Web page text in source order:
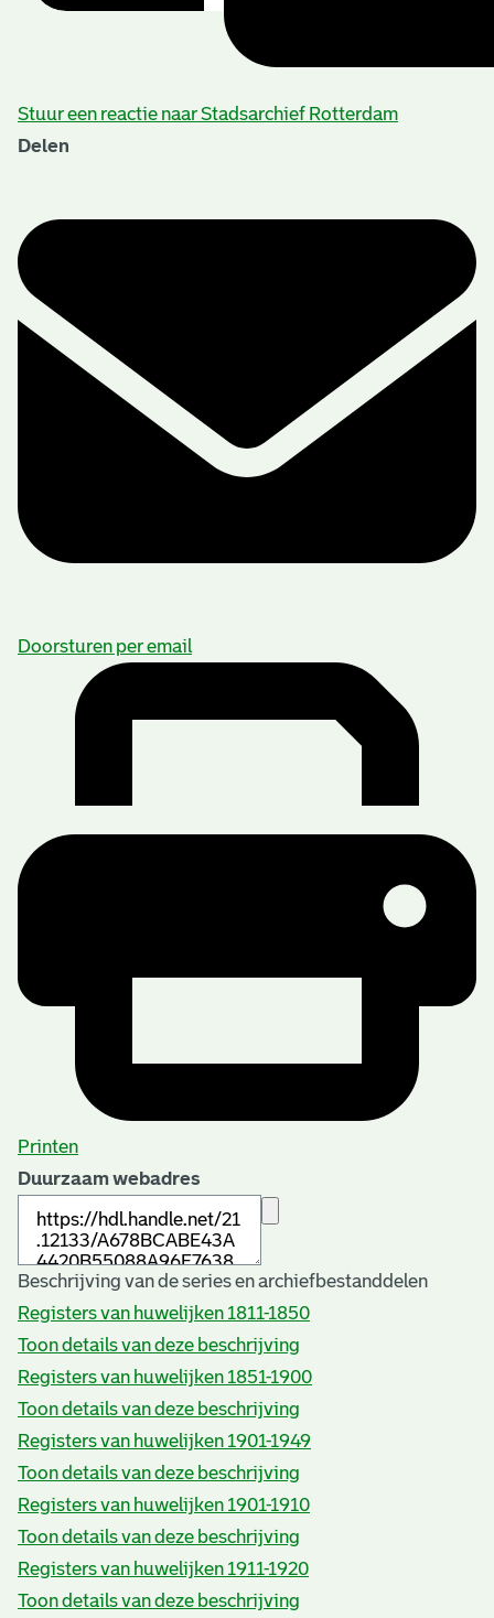
Stuur een reactie naar Stadsarchief Rotterdam
Delen
Doorsturen per email
Printen
Duurzaam webadres
Beschrijving van de series en archiefbestanddelen
Registers van huwelijken 1811-1850
Toon details van deze beschrijving
Registers van huwelijken 1851-1900
Toon details van deze beschrijving
Registers van huwelijken 1901-1949
Toon details van deze beschrijving
Registers van huwelijken 1901-1910
Toon details van deze beschrijving
Registers van huwelijken 1911-1920
Toon details van deze beschrijving